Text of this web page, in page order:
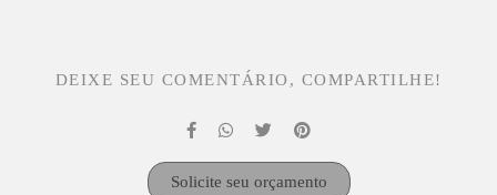
DEIXE SEU COMENTÁRIO, COMPARTILHE!
Solicite seu orçamento